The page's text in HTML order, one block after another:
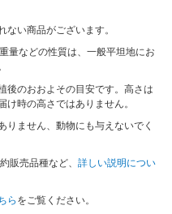
ない商品がございます。
量などの性質は、一般平坦地にお
後のおおよその目安です。高さは
時の高さではありません。
りません、動物にも与えないでく
販売品種など、詳しい説明につい
ら をご覧ください。